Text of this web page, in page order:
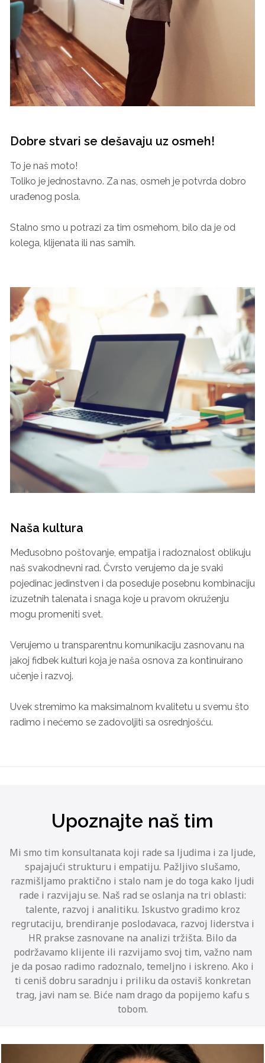
Dobre stvari se dešavaju uz osmeh!
To je naš moto!
Toliko je jednostavno. Za nas, osmeh je potvrda dobro
urađenog posla.
Stalno smo u potrazi za tim osmehom, bilo da je od
kolega, klijenata ili nas samih.
Naša kultura
Međusobno poštovanje, empatija i radoznalost oblikuju
naš svakodnevni rad. Čvrsto verujemo da je svaki
pojedinac jedinstven i da poseduje posebnu kombinaciju
izuzetnih talenata i snaga koje u pravom okruženju
mogu promeniti svet.
Verujemo u transparentnu komunikaciju zasnovanu na
jakoj fidbek kulturi koja je naša osnova za kontinuirano
učenje i razvoj.
Uvek stremimo ka maksimalnom kvalitetu u svemu što
radimo i nećemo se zadovoljiti sa osrednjošću.
Upoznajte naš tim
Mi smo tim konsultanata koji rade sa ljudima i za ljude,
spajajući strukturu i empatiju. Pažljivo slušamo,
razmišljamo praktično i stalo nam je do toga kako ljudi
rade i razvijaju se. Naš rad se oslanja na tri oblasti:
talente, razvoj i analitiku. Iskustvo gradimo kroz
regrutaciju, brendiranje poslodavaca, razvoj liderstva i
HR prakse zasnovane na analizi tržišta. Bilo da
podržavamo klijente ili razvijamo svoj tim, važno nam
je da posao radimo radoznalo, temeljno i iskreno. Ako i
ti ceniš dobru saradnju i priliku da ostaviš konkretan
trag, javi nam se. Biće nam drago da popijemo kafu s
tobom.